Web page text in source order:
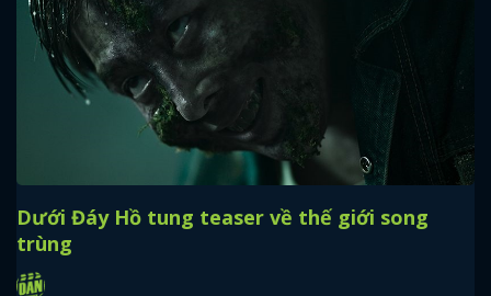
Dưới Đáy Hồ tung teaser về thế giới song
trùng